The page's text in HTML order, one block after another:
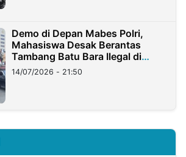
Demo di Depan Mabes Polri,
Mahasiswa Desak Berantas
Tambang Batu Bara Ilegal di
Lampung
14/07/2026 - 21:50